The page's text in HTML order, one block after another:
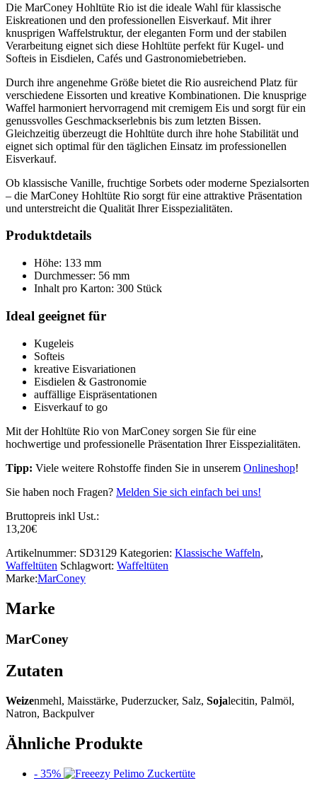
Die MarConey Hohltüte Rio ist die ideale Wahl für klassische
Eiskreationen und den professionellen Eisverkauf. Mit ihrer
knusprigen Waffelstruktur, der eleganten Form und der stabilen
Verarbeitung eignet sich diese Hohltüte perfekt für Kugel- und
Softeis in Eisdielen, Cafés und Gastronomiebetrieben.
Durch ihre angenehme Größe bietet die Rio ausreichend Platz für
verschiedene Eissorten und kreative Kombinationen. Die knusprige
Waffel harmoniert hervorragend mit cremigem Eis und sorgt für ein
genussvolles Geschmackserlebnis bis zum letzten Bissen.
Gleichzeitig überzeugt die Hohltüte durch ihre hohe Stabilität und
eignet sich optimal für den täglichen Einsatz im professionellen
Eisverkauf.
Ob klassische Vanille, fruchtige Sorbets oder moderne Spezialsorten
– die MarConey Hohltüte Rio sorgt für eine attraktive Präsentation
und unterstreicht die Qualität Ihrer Eisspezialitäten.
Produktdetails
Höhe: 133 mm
Durchmesser: 56 mm
Inhalt pro Karton: 300 Stück
Ideal geeignet für
Kugeleis
Softeis
kreative Eisvariationen
Eisdielen & Gastronomie
auffällige Eispräsentationen
Eisverkauf to go
Mit der Hohltüte Rio von MarConey sorgen Sie für eine
hochwertige und professionelle Präsentation Ihrer Eisspezialitäten.
Tipp: Viele weitere Rohstoffe finden Sie in unserem Onlineshop!
Sie haben noch Fragen? Melden Sie sich einfach bei uns!
Bruttopreis inkl Ust.:
13,20€
Artikelnummer: SD3129 Kategorien: Klassische Waffeln,
Waffeltüten Schlagwort: Waffeltüten
Marke:MarConey
Marke
MarConey
Zutaten
Weizenmehl, Maisstärke, Puderzucker, Salz, Sojalecitin, Palmöl,
Natron, Backpulver
Ähnliche Produkte
- 35%